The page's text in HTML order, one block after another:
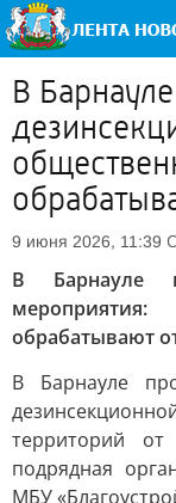
В
9 июня 2026, 11:39
В Барнауле
обрабатывают
В Барнауле
территорий
подрядная
МБУ